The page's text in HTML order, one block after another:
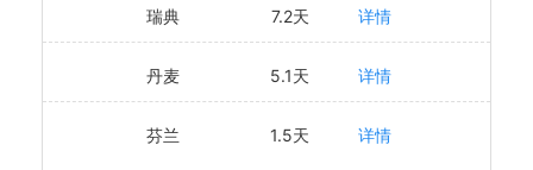
瑞典 7.2天 详情
丹麦 5.1天 详情
芬兰 1.5天 详情